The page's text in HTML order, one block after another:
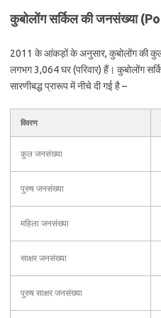
कुबोलोंग सर्किल की जनसंख्या
2011 के आंकड़ों के अनुसार, कुबोलोंग की
लगभग 3,064 घर (परिवार) हैं। कुबोलोंग
सारणीबद्ध प्रारूप में नीचे दी गई है –
विवरण
कुल जनसंख्या
पुरुष जनसंख्या
महिला जनसंख्या
साक्षर जनसंख्या
पुरुष साक्षर जनसंख्या